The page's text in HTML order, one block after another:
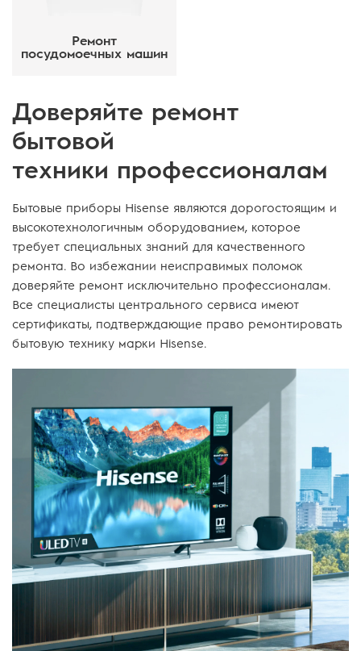
Ремонт
посудомоечных машин
Доверяйте ремонт
бытовой
техники профессионалам
Бытовые приборы Hisense являются дорогостоящим и
высокотехнологичным оборудованием, которое
требует специальных знаний для качественного
ремонта. Во избежании неисправимых поломок
доверяйте ремонт исключительно профессионалам.
Все специалисты центрального сервиса имеют
сертификаты, подтверждающие право ремонтировать
бытовую технику марки Hisense.